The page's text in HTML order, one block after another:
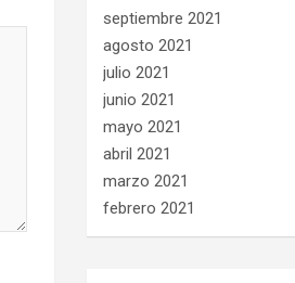
septiembre 2021
agosto 2021
julio 2021
junio 2021
mayo 2021
abril 2021
marzo 2021
febrero 2021